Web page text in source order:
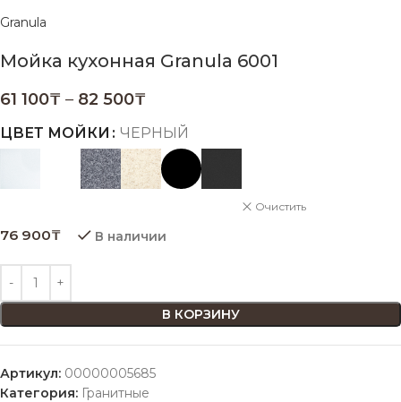
Granula
Мойка кухонная Granula 6001
61 100₸ – 82 500₸
ЦВЕТ МОЙКИ ЧЕРНЫЙ
Очистить
76 900₸ В наличии
В КОРЗИНУ
Артикул: 00000005685
Категория: Гранитные